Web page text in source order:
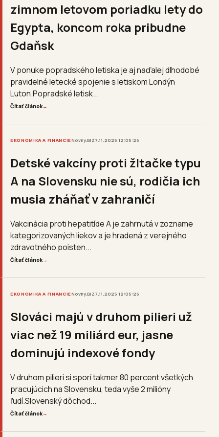
zimnom letovom poriadku lety do
Egypta, koncom roka pribudne
Gdaňsk
V ponuke popradského letiska je aj naďalej dlhodobé
pravidelné letecké spojenie s letiskom Londýn
Luton.Popradské letisk...
Čítať článok→
EKONOMIKA A FINANCIENovny.BIZ7.11.2025 12:05:26
Detské vakcíny proti žltačke typu
A na Slovensku nie sú, rodičia ich
musia zháňať v zahraničí
Vakcinácia proti hepatitíde A je zahrnutá v zozname
kategorizovaných liekov a je hradená z verejného
zdravotného poisten...
Čítať článok→
EKONOMIKA A FINANCIENovny.BIZ7.11.2025 12:05:26
Slováci majú v druhom pilieri už
viac než 19 miliárd eur, jasne
dominujú indexové fondy
V druhom pilieri si sporí takmer 80 percent všetkých
pracujúcich na Slovensku, teda vyše 2 milióny
ľudí.Slovenský dôchod...
Čítať článok→